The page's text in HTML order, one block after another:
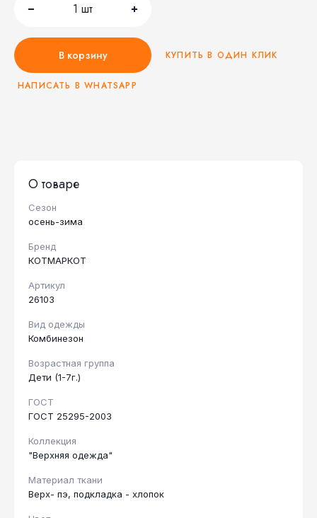
1 шт
В корзину КУПИТЬ В ОДИН КЛИК
НАПИСАТЬ В WHATSAPP
О товаре
Сезон
осень-зима
Бренд
КОТМАРКОТ
Артикул
26103
Вид одежды
Комбинезон
Возрастная группа
Дети (1-7г.)
ГОСТ
ГОСТ 25295-2003
Коллекция
"Верхняя одежда"
Материал ткани
Верх- пэ, подкладка - хлопок